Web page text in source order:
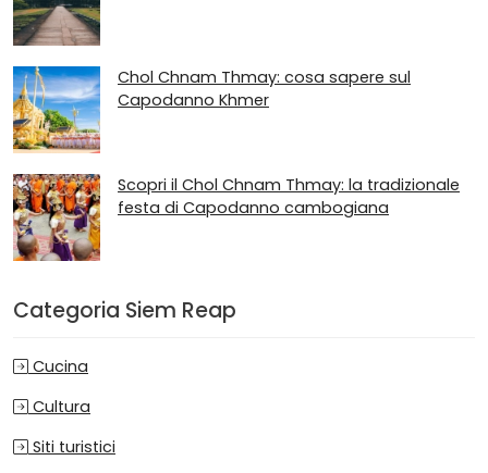
Chol Chnam Thmay: cosa sapere sul
Capodanno Khmer
Scopri il Chol Chnam Thmay: la tradizionale
festa di Capodanno cambogiana
Categoria Siem Reap
Cucina
Cultura
Siti turistici